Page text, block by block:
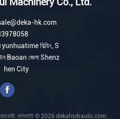
hk.com
বিল্ডিং, S
Baoan জেলা Shenz
hen City
কপিরাইট © 2026 dekahydraulic.com .